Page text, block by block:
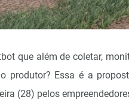
que além de coletar,
produtor? Essa é a
(28) pelos